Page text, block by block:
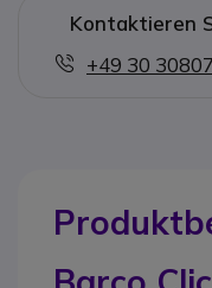
Optimiert für
Kontaktieren
+49 30